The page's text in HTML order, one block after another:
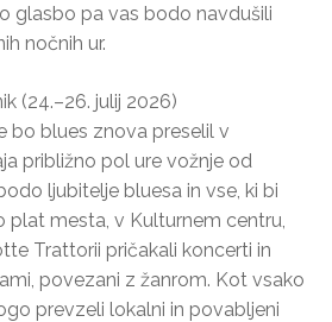
glasbo pa vas bodo navdušili
nočnih ur.
(24.–26. julij 2026)
bo blues znova preselil v
približno pol ure vožnje od
ljubitelje bluesa in vse, ki bi
plat mesta, v Kulturnem centru,
Trattorii pričakali koncerti in
povezani z žanrom. Kot vsako
prevzeli lokalni in povabljeni